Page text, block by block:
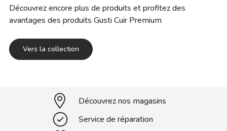
Découvrez encore plus de produits et profitez des
avantages des produits Gusti Cuir Premium
Vers la collection
Découvrez nos magasins
Service de réparation